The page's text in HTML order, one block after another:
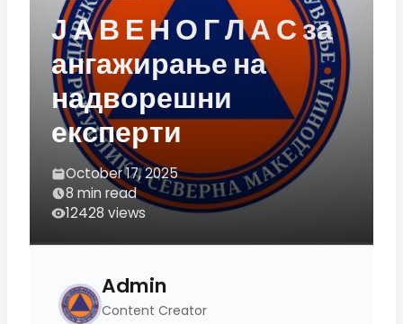
Ј А В Е Н О Г Л А С за
ангажирање на
надворешни
експерти
October 17, 2025
8 min read
12428 views
Admin
Content Creator